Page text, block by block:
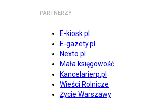
PARTNERZY
E-kiosk.pl
E-gazety.pl
Nexto.pl
Mała księgowość
Kancelarierp.pl
Wieści Rolnicze
Życie Warszawy